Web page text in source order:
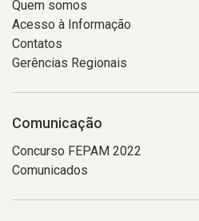
Quem somos
Acesso à Informação
Contatos
Gerências Regionais
Comunicação
Concurso FEPAM 2022
Comunicados